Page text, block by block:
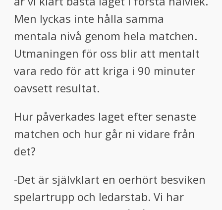
Men lyckas inte hålla samma
mentala nivå genom hela matchen.
Utmaningen för oss blir att mentalt
vara redo för att kriga i 90 minuter
oavsett resultat.
Hur påverkades laget efter senaste
matchen och hur går ni vidare från
det?
-Det är självklart en oerhört besviken
spelartrupp och ledarstab. Vi har